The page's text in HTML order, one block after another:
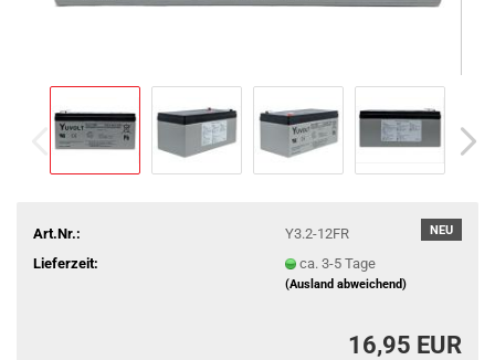
NEU
Art.Nr.:
Y3.2-12FR
Lieferzeit:
ca. 3-5 Tage
(Ausland abweichend)
16,95 EUR